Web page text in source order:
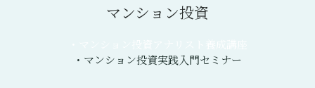
マンション投資
・マンション投資実践入門セミナー